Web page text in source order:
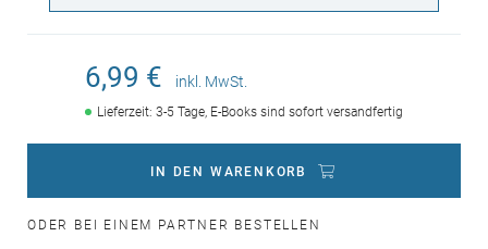
6,99 € inkl. MwSt.
Lieferzeit: 3-5 Tage, E-Books sind sofort versandfertig
IN DEN WARENKORB
ODER BEI EINEM PARTNER BESTELLEN